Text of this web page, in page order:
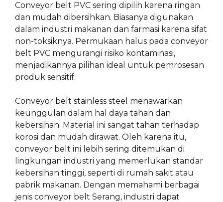
Conveyor belt PVC sering dipilih karena ringan
dan mudah dibersihkan. Biasanya digunakan
dalam industri makanan dan farmasi karena sifat
non-toksiknya. Permukaan halus pada conveyor
belt PVC mengurangi risiko kontaminasi,
menjadikannya pilihan ideal untuk pemrosesan
produk sensitif.
Conveyor belt stainless steel menawarkan
keunggulan dalam hal daya tahan dan
kebersihan. Material ini sangat tahan terhadap
korosi dan mudah dirawat. Oleh karena itu,
conveyor belt ini lebih sering ditemukan di
lingkungan industri yang memerlukan standar
kebersihan tinggi, seperti di rumah sakit atau
pabrik makanan. Dengan memahami berbagai
jenis conveyor belt Serang, industri dapat